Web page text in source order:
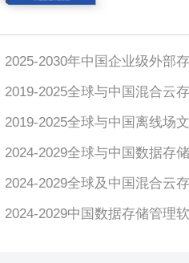
2025-2030年中国企业级外部
2019-2025全球与中国混合云
2019-2025全球与中国离线场
2024-2029全球与中国数据存
2024-2029全球及中国混合云
2024-2029中国数据存储管理